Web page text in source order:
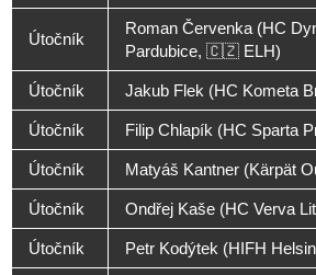
Útočník
Roman Červenka (HC
Pardubice, 🇨🇿 ELH)
Útočník Jakub Flek (HC Kometa
Útočník Filip Chlapík (HC Sparta
Útočník Matyáš Kantner (Kärpät
Útočník Ondřej Kaše (HC Verva
Útočník Petr Kodýtek (HIFH